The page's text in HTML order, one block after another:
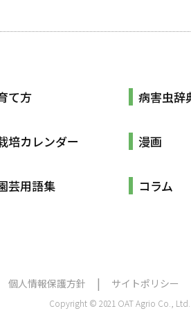
て方
培カレンダー
芸用語集
病害虫辞
漫画
コラム
個人情報保護方針 サイトポリシー
Copyright © 2021 OAT Agrio Co.,